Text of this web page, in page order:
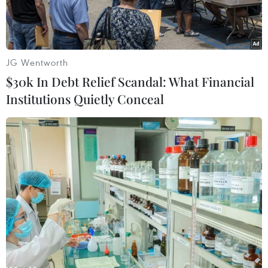
Vận động viên Hà Thị Linh giành huy chương Vàng môn Boxing
ở hạng cân 60-63kg. (Ảnh: TTXVN)
Số lượng huy chương Vàng của Đoàn Thể thao
Việt Nam tiếp tục tăng lên sau khi các võ sỹ thi
đấu thành công trong chiều 13/5.
JG Wentworth
$30k In Debt Relief Scandal: What Financial
Institutions Quietly Conceal